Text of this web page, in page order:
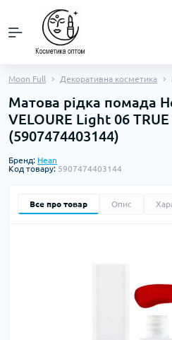
Moon Full Декоративна косметика
Матова рідка помада
VELOURE Light 06 TRUE
(5907474403144)
Бренд: Hean
Код товару: 5907474403144
Все про товар Опис